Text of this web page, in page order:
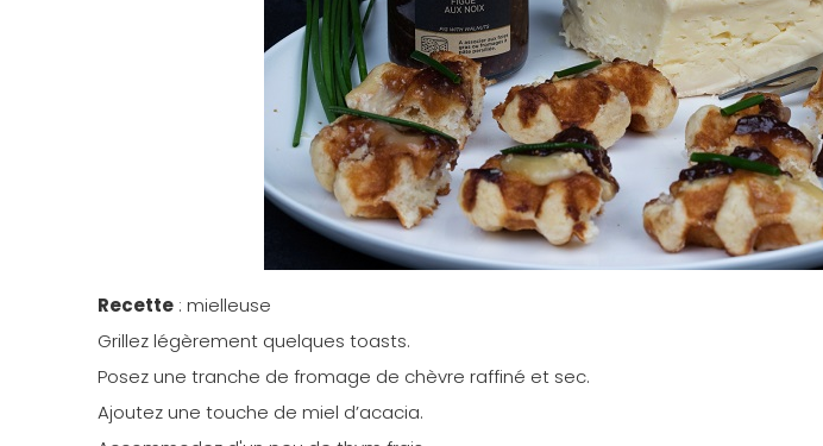
Recette : mielleuse
Grillez légèrement quelques toasts.
Posez une tranche de fromage de chèvre raffiné et sec.
Ajoutez une touche de miel d’acacia.